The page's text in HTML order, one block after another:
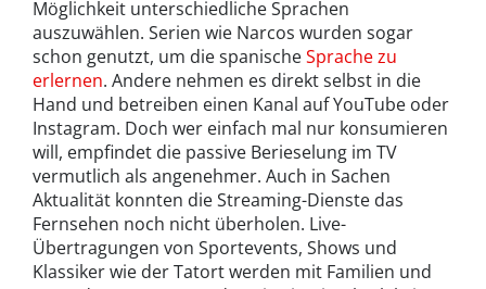
Möglichkeit unterschiedliche Sprachen
auszuwählen. Serien wie Narcos wurden sogar
schon genutzt, um die spanischeSprache zu
erlernen. Andere nehmen es direkt selbst in die
Hand und betreiben einen Kanal auf YouTube oder
Instagram. Doch wer einfach mal nur konsumieren
will, empfindet die passive Berieselung im TV
vermutlich als angenehmer. Auch in Sachen
Aktualität konnten die Streaming-Dienste das
Fernsehen noch nicht überholen. Live-
Übertragungen von Sportevents, Shows und
Klassiker wie der Tatort werden mit Familien und